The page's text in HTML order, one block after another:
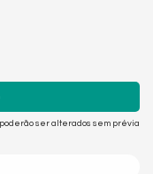
ser alterados sem prévia